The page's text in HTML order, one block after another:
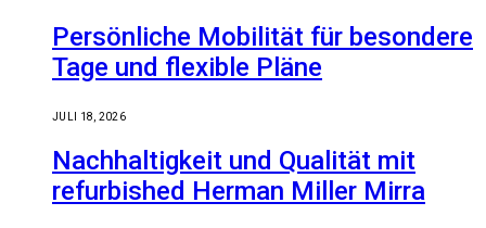
Persönliche Mobilität für besondere
Tage und flexible Pläne
JULI 18, 2026
Nachhaltigkeit und Qualität mit
refurbished Herman Miller Mirra